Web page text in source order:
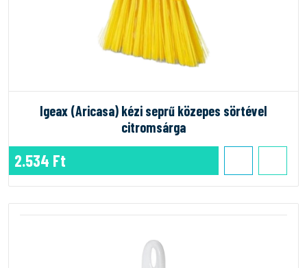
Igeax (Aricasa) kézi seprű közepes sörtével
citromsárga
2.534 Ft